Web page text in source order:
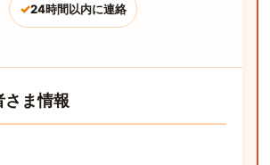
✓24時間以内に連絡
さま情報